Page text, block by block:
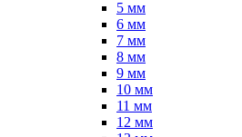
5 мм
6 мм
7 мм
8 мм
9 мм
10 мм
11 мм
12 мм